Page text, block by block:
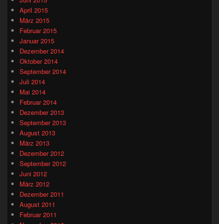
April 2015
März 2015
Februar 2015
Januar 2015
Dezember 2014
Oktober 2014
September 2014
Juli 2014
Mai 2014
Februar 2014
Dezember 2013
September 2013
August 2013
März 2013
Dezember 2012
September 2012
Juni 2012
März 2012
Dezember 2011
August 2011
Februar 2011